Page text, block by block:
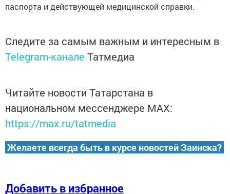
паспорта и действующей медицинской справки.
Следите за самым важным и интересным в
Telegram-канале Татмедиа
Читайте новости Татарстана в
национальном мессенджере MАХ:
https://max.ru/tatmedia
Желаете всегда быть в курсе новостей Заинска?
Добавить в избранное